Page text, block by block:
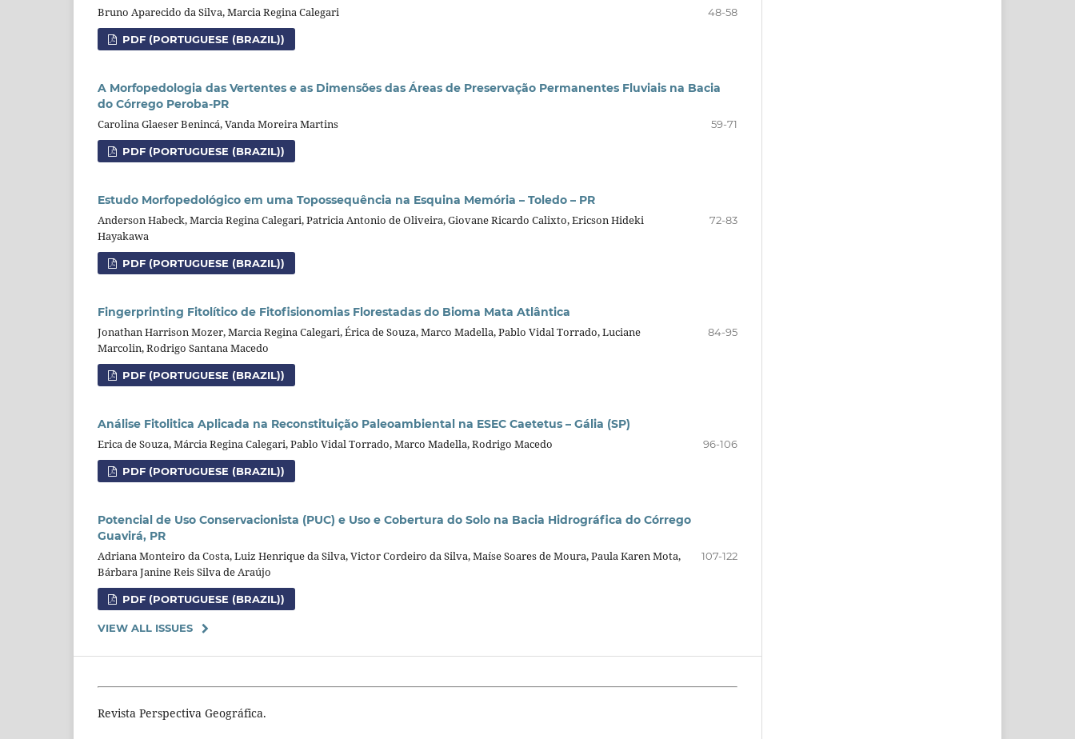
Bruno Aparecido da Silva, Marcia Regina Calegari
48-58
PDF (PORTUGUESE (BRAZIL))
A Morfopedologia das Vertentes e as Dimensões das Áreas de Preservação Permanentes Fluviais na Bacia
do Córrego Peroba-PR
Carolina Glaeser Benincá, Vanda Moreira Martins
59-71
PDF (PORTUGUESE (BRAZIL))
Estudo Morfopedológico em uma Topossequência na Esquina Memória – Toledo – PR
Anderson Habeck, Marcia Regina Calegari, Patricia Antonio de Oliveira, Giovane Ricardo Calixto, Ericson Hideki
Hayakawa
72-83
PDF (PORTUGUESE (BRAZIL))
Fingerprinting Fitolítico de Fitofisionomias Florestadas do Bioma Mata Atlântica
Jonathan Harrison Mozer, Marcia Regina Calegari, Érica de Souza, Marco Madella, Pablo Vidal Torrado, Luciane
Marcolin, Rodrigo Santana Macedo
84-95
PDF (PORTUGUESE (BRAZIL))
Análise Fitolitica Aplicada na Reconstituição Paleoambiental na ESEC Caetetus – Gália (SP)
Erica de Souza, Márcia Regina Calegari, Pablo Vidal Torrado, Marco Madella, Rodrigo Macedo
96-106
PDF (PORTUGUESE (BRAZIL))
Potencial de Uso Conservacionista (PUC) e Uso e Cobertura do Solo na Bacia Hidrográfica do Córrego
Guavirá, PR
Adriana Monteiro da Costa, Luiz Henrique da Silva, Victor Cordeiro da Silva, Maíse Soares de Moura, Paula Karen Mota,
Bárbara Janine Reis Silva de Araújo
107-122
PDF (PORTUGUESE (BRAZIL))
VIEW ALL ISSUES
Revista Perspectiva Geográfica.